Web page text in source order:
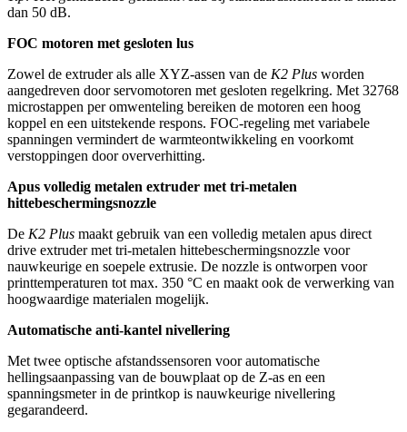
dan 50 dB.
FOC motoren met gesloten lus
Zowel de extruder als alle XYZ-assen van de K2 Plus worden
aangedreven door servomotoren met gesloten regelkring. Met 32768
microstappen per omwenteling bereiken de motoren een hoog
koppel en een uitstekende respons. FOC-regeling met variabele
spanningen vermindert de warmteontwikkeling en voorkomt
verstoppingen door oververhitting.
Apus volledig metalen extruder met tri-metalen
hittebeschermingsnozzle
De K2 Plus maakt gebruik van een volledig metalen apus direct
drive extruder met tri-metalen hittebeschermingsnozzle voor
nauwkeurige en soepele extrusie. De nozzle is ontworpen voor
printtemperaturen tot max. 350 °C en maakt ook de verwerking van
hoogwaardige materialen mogelijk.
Automatische anti-kantel nivellering
Met twee optische afstandssensoren voor automatische
hellingsaanpassing van de bouwplaat op de Z-as en een
spanningsmeter in de printkop is nauwkeurige nivellering
gegarandeerd.